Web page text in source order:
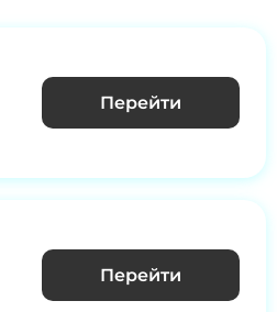
Перейти
Перейти